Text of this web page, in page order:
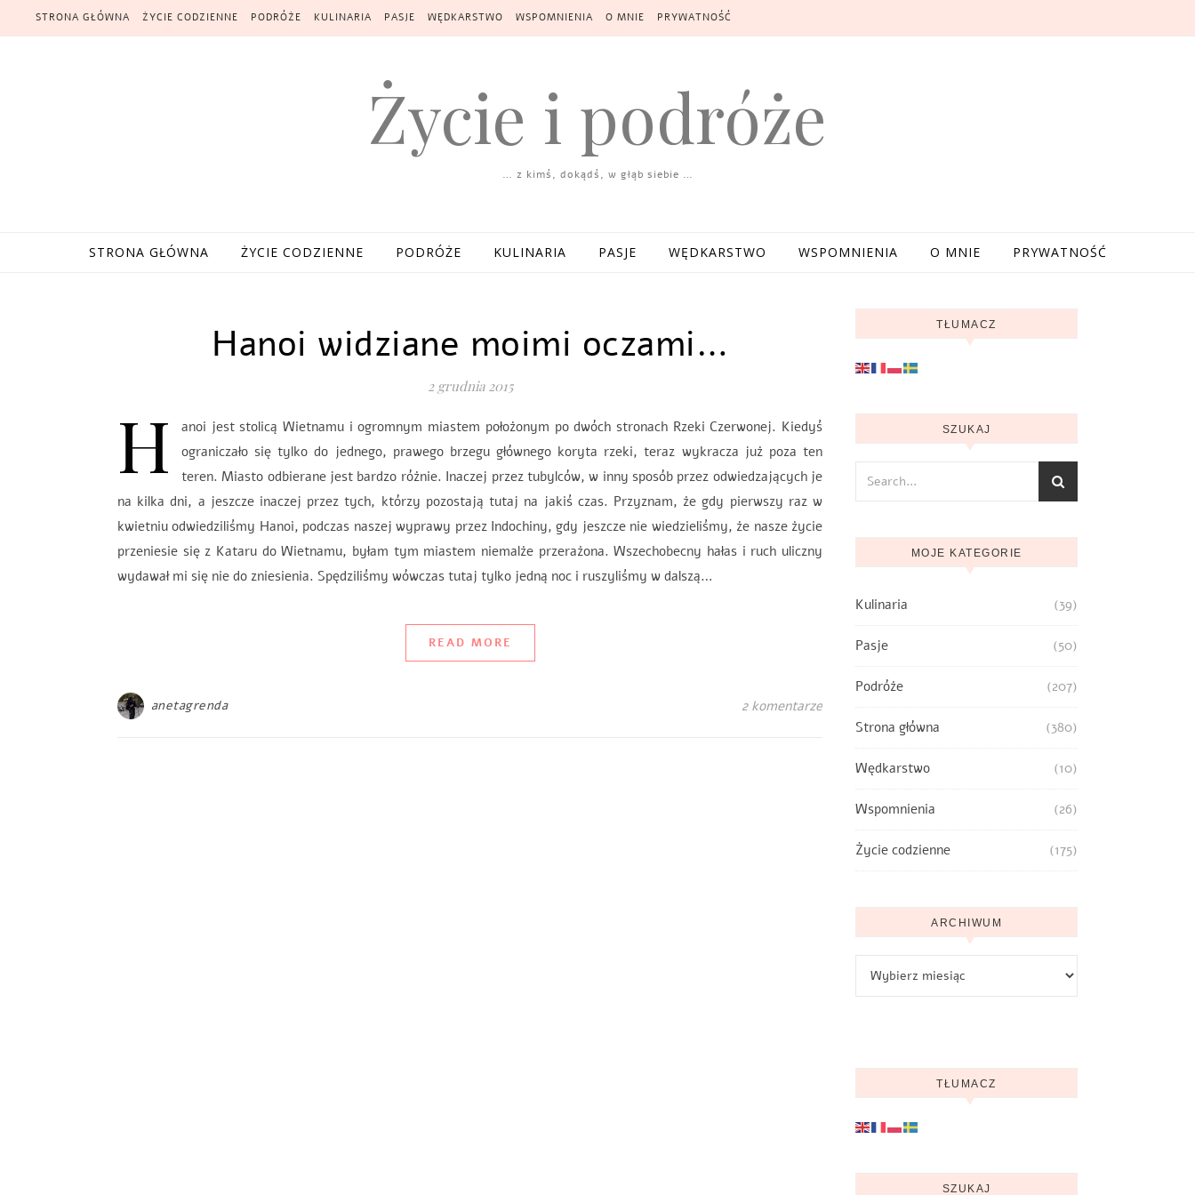
Skip to content
STRONA GŁÓWNA ŻYCIE CODZIENNE PODRÓŻE KULINARIA PASJE WĘDKARSTWO WSPOMNIENIA O MNIE PRYWATNOŚĆ
Życie i podróże
… z kimś, dokądś, w głąb siebie …
STRONA GŁÓWNA ŻYCIE CODZIENNE PODRÓŻE KULINARIA PASJE WĘDKARSTWO WSPOMNIENIA O MNIE PRYWATNOŚĆ
Hanoi widziane moimi oczami…
2 grudnia 2015
H
anoi jest stolicą Wietnamu i ogromnym miastem położonym po dwóch stronach Rzeki Czerwonej. Kiedyś
ograniczało się tylko do jednego, prawego brzegu głównego koryta rzeki, teraz wykracza już poza ten
teren. Miasto odbierane jest bardzo różnie. Inaczej przez tubylców, w inny sposób przez odwiedzających je
na kilka dni, a jeszcze inaczej przez tych, którzy pozostają tutaj na jakiś czas. Przyznam, że gdy pierwszy raz w
kwietniu odwiedziliśmy Hanoi, podczas naszej wyprawy przez Indochiny, gdy jeszcze nie wiedzieliśmy, że nasze życie
przeniesie się z Kataru do Wietnamu, byłam tym miastem niemalże przerażona. Wszechobecny hałas i ruch uliczny
wydawał mi się nie do zniesienia. Spędziliśmy wówczas tutaj tylko jedną noc i ruszyliśmy w dalszą…
READ MORE
anetagrenda 2 komentarze
TŁUMACZ
SZUKAJ
MOJE KATEGORIE
Kulinaria (39)
Pasje (50)
Podróże (207)
Strona główna (380)
Wędkarstwo (10)
Wspomnienia (26)
Życie codzienne (175)
ARCHIWUM
TŁUMACZ
SZUKAJ